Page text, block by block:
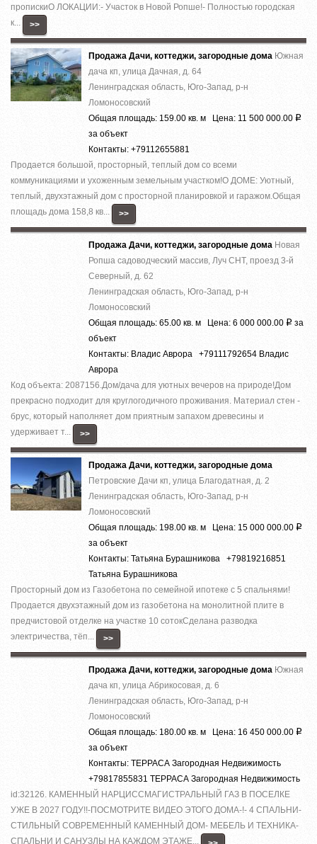
пропискиО ЛОКАЦИИ:- Участок в Новой Ропше!- Полностью городская
к...
>>
Продажа Дачи, коттеджи, загородные дома Южная
дача кп, улица Дачная, д. 64
Ленинградская область, Юго-Запад, р-н
Ломоносовский
Общая площадь: 159.00 кв. м Цена: 11 500 000.00 Р
за объект
Контакты: +79112655881
Продается большой, просторный, теплый дом со всеми
коммуникациями и ухоженным земельным участком!О ДОМЕ: Уютный,
теплый, двухэтажный дом с просторной планировкой и гаражом.Общая
площадь дома 158,8 кв...
>>
Продажа Дачи, коттеджи, загородные дома Новая
Ропша садоводческий массив, Луч СНТ, проезд 3-й
Северный, д. 62
Ленинградская область, Юго-Запад, р-н
Ломоносовский
Общая площадь: 65.00 кв. м Цена: 6 000 000.00 Р за
объект
Контакты: Владис Аврора +79111792654 Владис
Аврора
Код объекта: 2087156.Дом/дача для уютных вечеров на природе!Дом
прекрасно подходит для круглогодичного проживания. Материал стен -
брус, который наполняет дом приятным запахом древесины и
удерживает т...
>>
Продажа Дачи, коттеджи, загородные дома
Петровские Дачи кп, улица Благодатная, д. 2
Ленинградская область, Юго-Запад, р-н
Ломоносовский
Общая площадь: 198.00 кв. м Цена: 15 000 000.00 Р
за объект
Контакты: Татьяна Бурашникова +79819216851
Татьяна Бурашникова
Просторный дом из Газобетона по семейной ипотеке с 5 спальнями!
Продается двухэтажный дом из газобетона на монолитной плите в
предчистовой отделке на участке 10 сотокСделана разводка
электричества, тёп...
>>
Продажа Дачи, коттеджи, загородные дома Южная
дача кп, улица Абрикосовая, д. 6
Ленинградская область, Юго-Запад, р-н
Ломоносовский
Общая площадь: 180.00 кв. м Цена: 16 450 000.00 Р
за объект
Контакты: ТЕРРАСА Загородная Недвижимость
+79817855831 ТЕРРАСА Загородная Недвижимость
id:32126. КАМЕННЫЙ НАРЦИССМАГИСТРАЛЬНЫЙ ГАЗ В ПОСЕЛКЕ
УЖЕ В 2027 ГОДУ!!-ПОСМОТРИТЕ ВИДЕО ЭТОГО ДОМА-!- 4 СПАЛЬНИ-
СТИЛЬНЫЙ СОВРЕМЕННЫЙ КАМЕННЫЙ ДОМ- МЕБЕЛЬ И ТЕХНИКА-
СПАЛЬНИ И САНУЗЛЫ НА КАЖДОМ ЭТАЖЕ...